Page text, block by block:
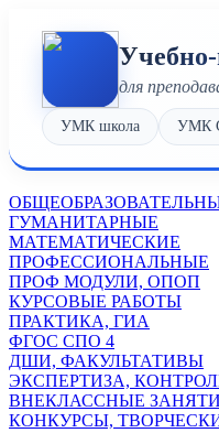
для
УМК школа УМК
ГУМАНИТАРНЫЕ
МАТЕМАТИЧЕСКИЕ
ПРОФЕССИОНАЛЬНЫЕ
ПРОФ МОДУЛИ, ОПОП
КУРСОВЫЕ РАБОТЫ
ПРАКТИКА, ГИА
ФГОС СПО 4
ДШИ, ФАКУЛЬТАТИВЫ
ЭКСПЕРТИЗА,
ВНЕКЛАССНЫЕ
КОНКУРСЫ,